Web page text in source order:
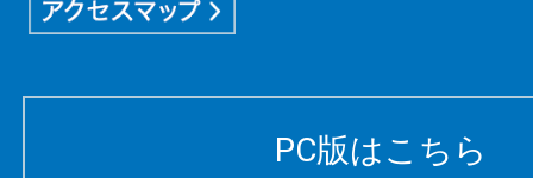
PC版はこちら